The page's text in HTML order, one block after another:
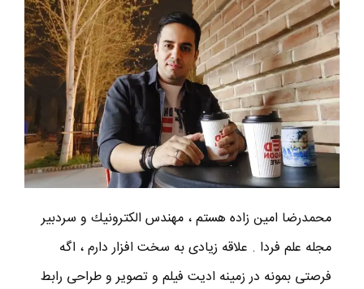
محمدرضا امين زاده هستم ، مهندس الكترونيك و سردبير
مجله علم فردا . علاقه زیادی به سخت افزار دارم ، اگه
فرصتی بمونه در زمینه ادیت فیلم و تصویر و طراحی رابط